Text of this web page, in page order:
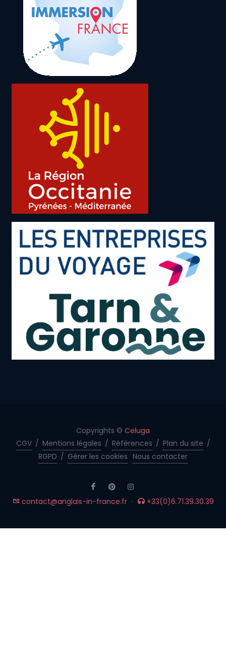
Copyrights © Celuga
CGV / Mentions légales / Références / Plan du site /
RGPD / Gérer les cookies Nous contacter
contact@anglais-in-france.fr · +33(0)6.71.39.30.39